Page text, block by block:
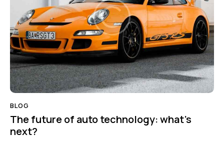
BLOG
The future of auto technology: what’s
next?